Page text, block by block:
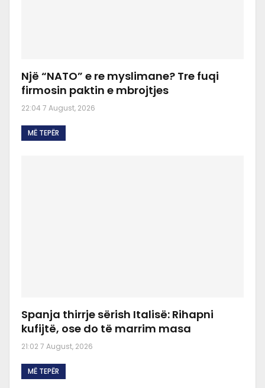
Një “NATO” e re myslimane? Tre fuqi
firmosin paktin e mbrojtjes
22:04 7 August, 2026
MË TEPËR
Spanja thirrje sërish Italisë: Rihapni
kufijtë, ose do të marrim masa
21:02 7 August, 2026
MË TEPËR